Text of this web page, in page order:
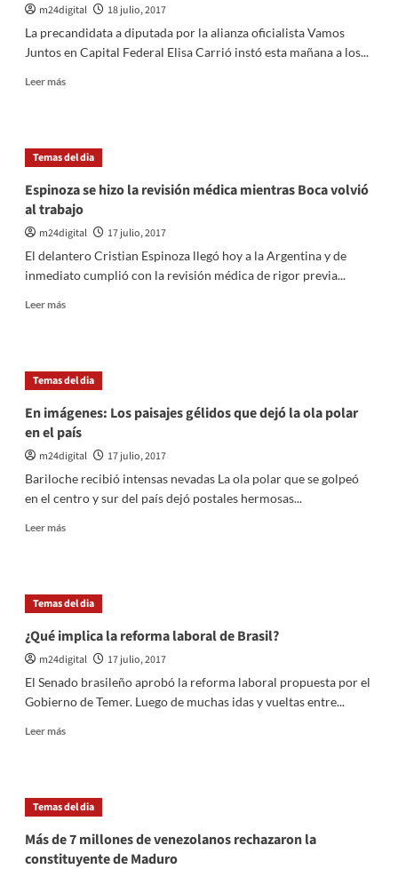
y
pensiones
no
m24digital
18 julio, 2017
La precandidata a diputada por la alianza oficialista Vamos
Juntos en Capital Federal Elisa Carrió instó esta mañana a los...
Leer másLeer
Carrió
reconoce
«hay
abuso
de
en
los
Temas del dia
Espinoza se hizo la revisión médica mientras Boca volvió
al trabajo
m24digital
17 julio, 2017
El delantero Cristian Espinoza llegó hoy a la Argentina y de
inmediato cumplió con la revisión médica de rigor previa...
Leer másLeer
se
hizo
revisión
médica
mientras
volvió
al
Temas del dia
En imágenes: Los paisajes gélidos que dejó la ola polar
en el país
m24digital
17 julio, 2017
Bariloche recibió intensas nevadas La ola polar que se golpeó
en el centro y sur del país dejó postales hermosas...
Leer másLeer
imágenes:
Los
gélidos
que
dejó
ola
polar
Temas del dia
¿Qué implica la reforma laboral de Brasil?
m24digital
17 julio, 2017
El Senado brasileño aprobó la reforma laboral propuesta por el
Gobierno de Temer. Luego de muchas idas y vueltas entre...
Leer másLeer
implica
la
laboral
de
Temas del dia
Más de 7 millones de venezolanos rechazaron la
constituyente de Maduro